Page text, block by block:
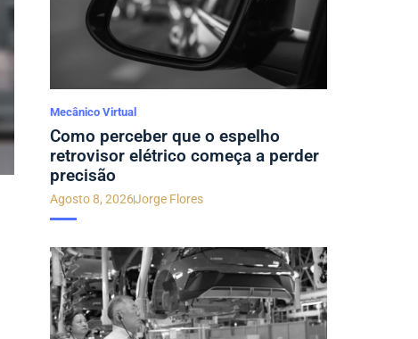
Mecânico Virtual
Como perceber que o espelho
retrovisor elétrico começa a perder
precisão
Agosto 8, 2026Jorge Flores